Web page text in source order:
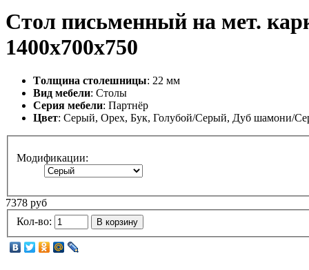
Стол письменный на мет.
1400х700х750
Tолщина столешницы: 22 мм
Вид мебели: Столы
Серия мебели: Партнёр
Цвет: Серый, Орех, Бук, Голубой/Серый, Дуб шамони/
Модификации:
7378 руб
Кол-во:
В корзину